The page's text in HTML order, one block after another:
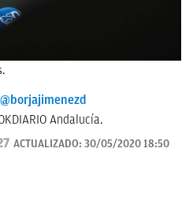
@borjajimenezd
Andalucía.
ACTUALIZADO: 30/05/2020 18:50